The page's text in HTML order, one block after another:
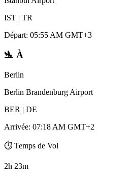
IST | TR
Départ: 05:55 AM GMT+3
🛬 À
Berlin
Berlin Brandenburg Airport
BER | DE
Arrivée: 07:18 AM GMT+2
⏱️ Temps de Vol
2h 23m